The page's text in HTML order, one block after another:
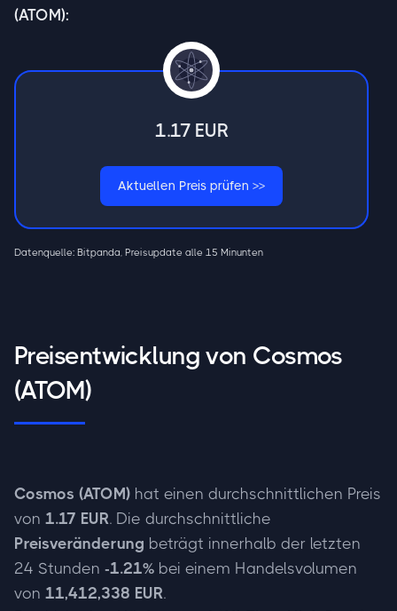
(ATOM):
1.17 EUR
Aktuellen Preis prüfen >>
Datenquelle: Bitpanda, Preisupdate alle 15 Minunten
Preisentwicklung von Cosmos
(ATOM)
Cosmos (ATOM) hat einen durchschnittlichen Preis
von 1.17 EUR. Die durchschnittliche
Preisveränderung beträgt innerhalb der letzten
24 Stunden -1.21% bei einem Handelsvolumen
von 11,412,338 EUR.